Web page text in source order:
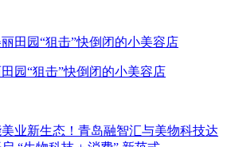
园“狙击”快倒闭的小美容店